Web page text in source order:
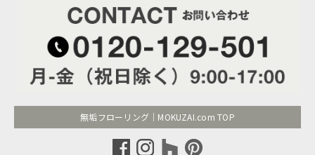
無垢フローリング｜MOKUZAI.com TOP